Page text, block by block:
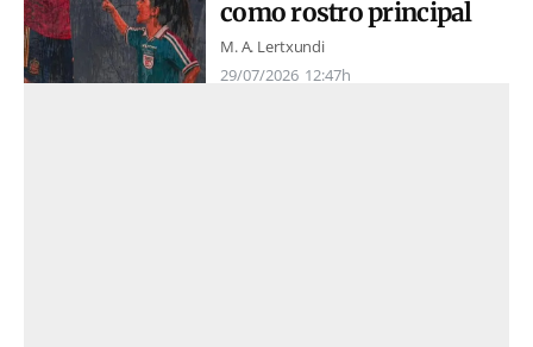
como rostro principal
M. A. Lertxundi
29/07/2026 12:47h